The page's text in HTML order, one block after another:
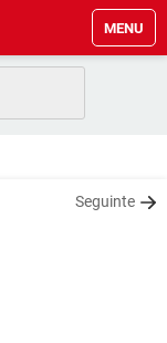
MENU
Seguinte